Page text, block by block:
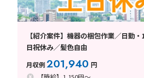
【紹介案件】機器の梱包作業／日勤
日祝休み／髪色自由
月収例201,940 円